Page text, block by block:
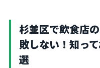
杉並区で飲食店
敗しない！知っ
選